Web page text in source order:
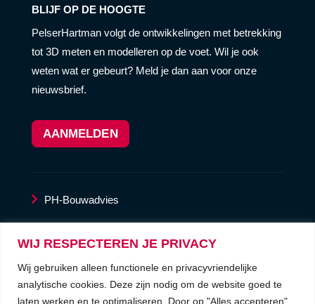
WIJ RESPECTEREN JE PRIVACY
Wij gebruiken alleen functionele en privacyvriendelijke
analytische cookies. Deze zijn nodig om de website goed te
laten werken en te optimaliseren. Door op "Alles accepteren"
BLIJF OP DE HOOGTE
PelserHartman volgt de ontwikkelingen met betrekking
tot 3D meten en modelleren op de voet. Wil je ook
weten wat er gebeurt? Meld je dan aan voor onze
nieuwsbrief.
AANMELDEN
PH-Bouwadvies
privacyverklaring